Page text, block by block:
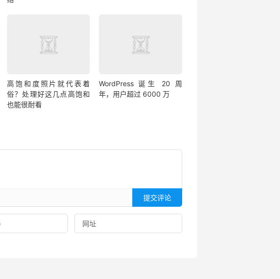
高饱和度照片就代表着
俗？处理好这几点高饱和
也能很耐看
WordPress 诞生 20 周
年，用户超过 6000 万
提交评论